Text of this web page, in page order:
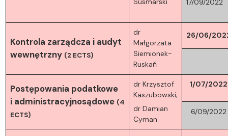
Kontrola zarządcza i audyt
wewnętrzny (2 ECTS)
dr
Małgorzata
Siemionek-
Ruskań
26/06/
Postępowania podatkowe
i administracyjnosądowe (4
ECTS)
dr Krzysztof
Kaszubowski;
dr Damian
Cyman
1/07/2022
6/09/2022